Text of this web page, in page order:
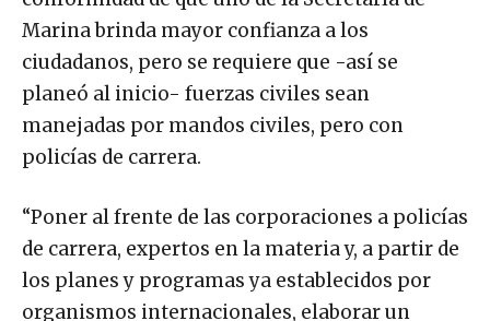
Marina brinda mayor confianza a los
ciudadanos, pero se requiere que -así se
planeó al inicio- fuerzas civiles sean
manejadas por mandos civiles, pero con
policías de carrera.
“Poner al frente de las corporaciones a policías
de carrera, expertos en la materia y, a partir de
los planes y programas ya establecidos por
organismos internacionales, elaborar un